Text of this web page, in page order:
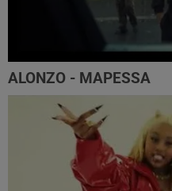
ALONZO - MAPESSA